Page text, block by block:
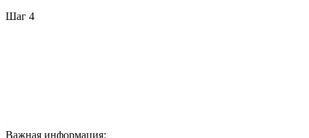
Шаг 4
Важная информация: